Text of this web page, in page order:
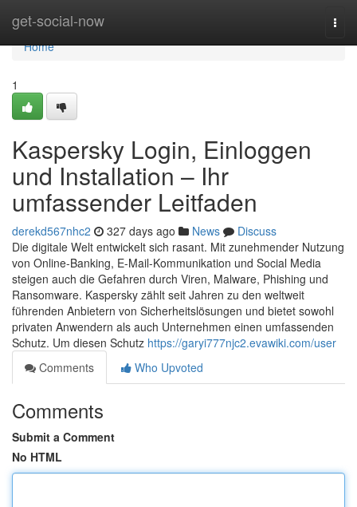
get-social-now
Home
Home
1
Kaspersky Login, Einloggen
und Installation – Ihr
umfassender Leitfaden
derekd567nhc2 327 days ago News
Discuss
Die digitale Welt entwickelt sich rasant. Mit zunehmender Nutzung
von Online-Banking, E-Mail-Kommunikation und Social Media
steigen auch die Gefahren durch Viren, Malware, Phishing und
Ransomware. Kaspersky zählt seit Jahren zu den weltweit
führenden Anbietern von Sicherheitslösungen und bietet sowohl
privaten Anwendern als auch Unternehmen einen umfassenden
Schutz. Um diesen Schutz https://garyi777njc2.evawiki.com/user
Comments
Who Upvoted
Comments
Submit a Comment
No HTML